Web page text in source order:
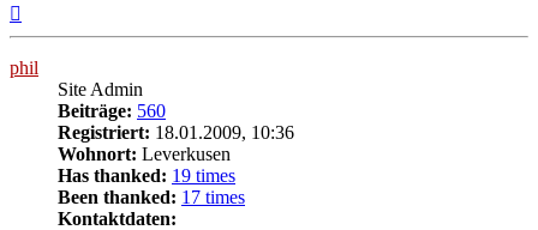
phil
Site Admin
Beiträge: 560
Registriert: 18.01.2009, 10:36
Wohnort: Leverkusen
Has thanked: 19 times
Been thanked: 17 times
Kontaktdaten: